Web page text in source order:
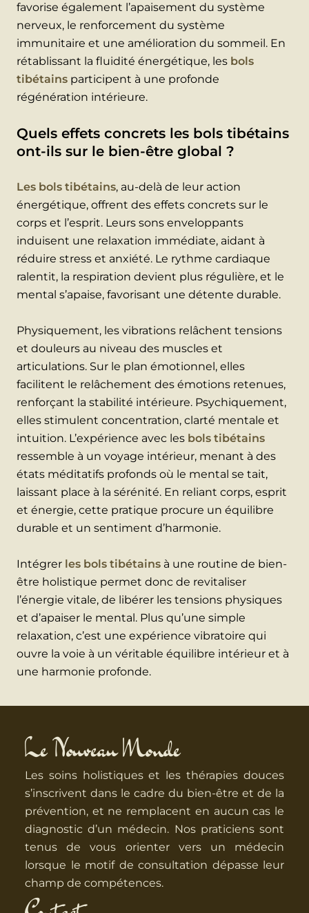
favorise également l’apaisement du système
nerveux, le renforcement du système
immunitaire et une amélioration du sommeil. En
rétablissant la fluidité énergétique, les bols
tibétains participent à une profonde
régénération intérieure.
Quels effets concrets les bols tibétains
ont-ils sur le bien-être global ?
Les bols tibétains, au-delà de leur action
énergétique, offrent des effets concrets sur le
corps et l’esprit. Leurs sons enveloppants
induisent une relaxation immédiate, aidant à
réduire stress et anxiété. Le rythme cardiaque
ralentit, la respiration devient plus régulière, et le
mental s’apaise, favorisant une détente durable.
Physiquement, les vibrations relâchent tensions
et douleurs au niveau des muscles et
articulations. Sur le plan émotionnel, elles
facilitent le relâchement des émotions retenues,
renforçant la stabilité intérieure. Psychiquement,
elles stimulent concentration, clarté mentale et
intuition. L’expérience avec les bols tibétains
ressemble à un voyage intérieur, menant à des
états méditatifs profonds où le mental se tait,
laissant place à la sérénité. En reliant corps, esprit
et énergie, cette pratique procure un équilibre
durable et un sentiment d’harmonie.
Intégrer les bols tibétains à une routine de bien-
être holistique permet donc de revitaliser
l’énergie vitale, de libérer les tensions physiques
et d’apaiser le mental. Plus qu’une simple
relaxation, c’est une expérience vibratoire qui
ouvre la voie à un véritable équilibre intérieur et à
une harmonie profonde.
Le Nouveau Monde
Les soins holistiques et les thérapies douces
s’inscrivent dans le cadre du bien-être et de la
prévention, et ne remplacent en aucun cas le
diagnostic d’un médecin. Nos praticiens sont
tenus de vous orienter vers un médecin
lorsque le motif de consultation dépasse leur
champ de compétences.